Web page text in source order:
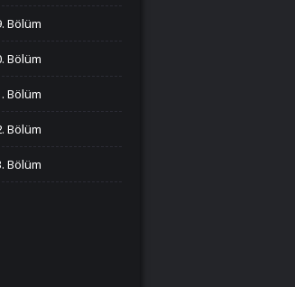
Bölüm
Bölüm
Bölüm
Bölüm
Bölüm